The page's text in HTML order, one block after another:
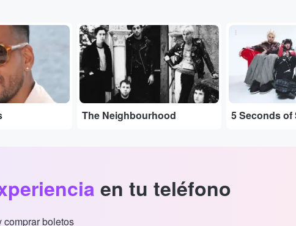
...
The Neighbourhood 5 Seconds of
en tu teléfono
comprar boletos